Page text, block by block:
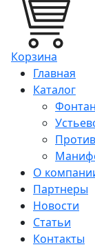
Корзина
Главная
Каталог
О
Партнеры
Новости
Статьи
Контакты